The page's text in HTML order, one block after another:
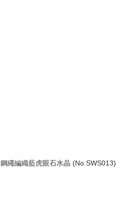
鋼繩編織藍虎眼石水晶 (No.SWS013)